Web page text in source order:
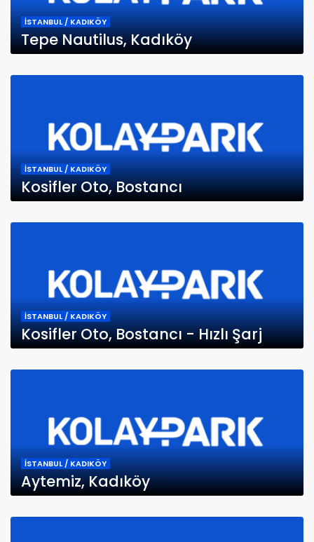
İSTANBUL / KADIKÖY
Tepe Nautilus, Kadıköy
İSTANBUL / KADIKÖY
Kosifler Oto, Bostancı
İSTANBUL / KADIKÖY
Kosifler Oto, Bostancı - Hızlı Şarj
İSTANBUL / KADIKÖY
Aytemiz, Kadıköy